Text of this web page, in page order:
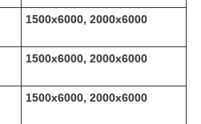
1500х6000, 2000х6000
1500х6000, 2000х6000
1500х6000, 2000х6000